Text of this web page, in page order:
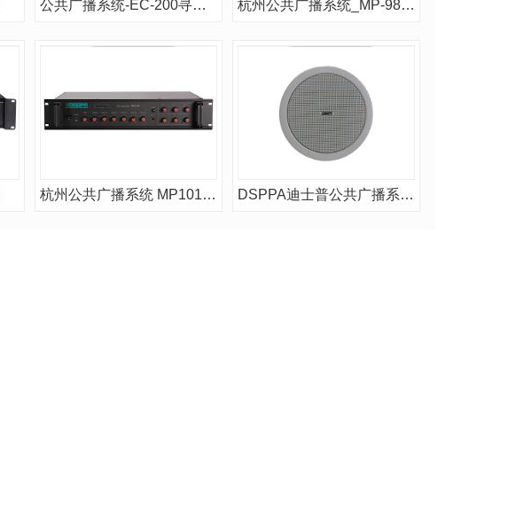
公共广播系统-EC-200寻呼话筒 杭州公共广播系统_MP-9823S电源时序器
杭州公共广播系统 MP1010P功放 DSPPA迪士普公共广播系统-DSP503吸顶喇叭